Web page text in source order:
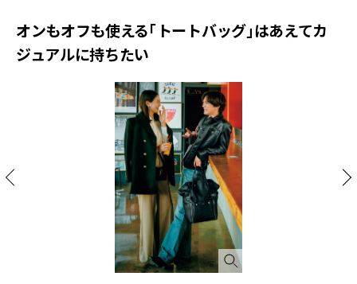
オンもオフも使える「トートバッグ」はあえてカ
ジュアルに持ちたい